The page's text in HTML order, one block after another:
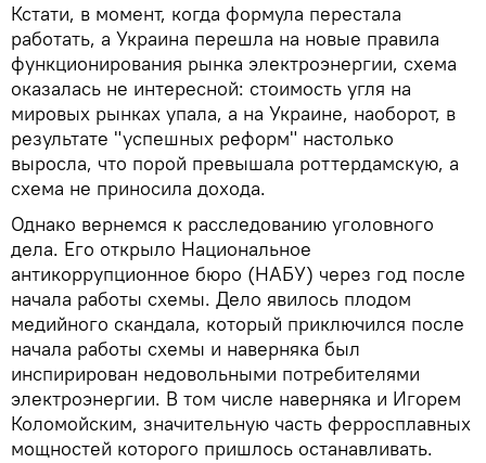
Кстати, в момент, когда формула перестала
работать, а Украина перешла на новые правила
функционирования рынка электроэнергии, схема
оказалась не интересной: стоимость угля на
мировых рынках упала, а на Украине, наоборот, в
результате "успешных реформ" настолько
выросла, что порой превышала роттердамскую, а
схема не приносила дохода.
Однако вернемся к расследованию уголовного
дела. Его открыло Национальное
антикоррупционное бюро (НАБУ) через год после
начала работы схемы. Дело явилось плодом
медийного скандала, который приключился после
начала работы схемы и наверняка был
инспирирован недовольными потребителями
электроэнергии. В том числе наверняка и Игорем
Коломойским, значительную часть ферросплавных
мощностей которого пришлось останавливать.